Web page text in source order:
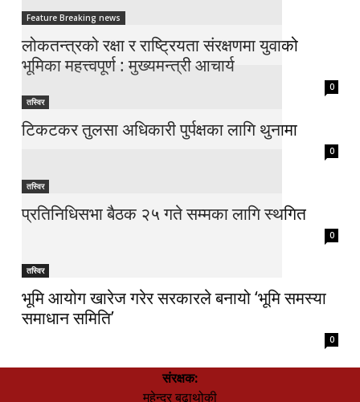
Feature Breaking news
लोकतन्त्रको रक्षा र राष्ट्रियता संरक्षणमा युवाको
भूमिका महत्त्वपूर्ण : मुख्यमन्त्री आचार्य
0
तस्विर
टिकटकर तुलसा अधिकारी पुर्पक्षका लागि थुनामा
0
तस्विर
प्रतिनिधिसभा बैठक २५ गते सम्मका लागि स्थगित
0
तस्विर
भूमि आयोग खारेज गरेर सरकारले बनायो ‘भूमि समस्या
समाधान समिति’
0
संरक्षक:
महेन्द्र बुढाथोकी